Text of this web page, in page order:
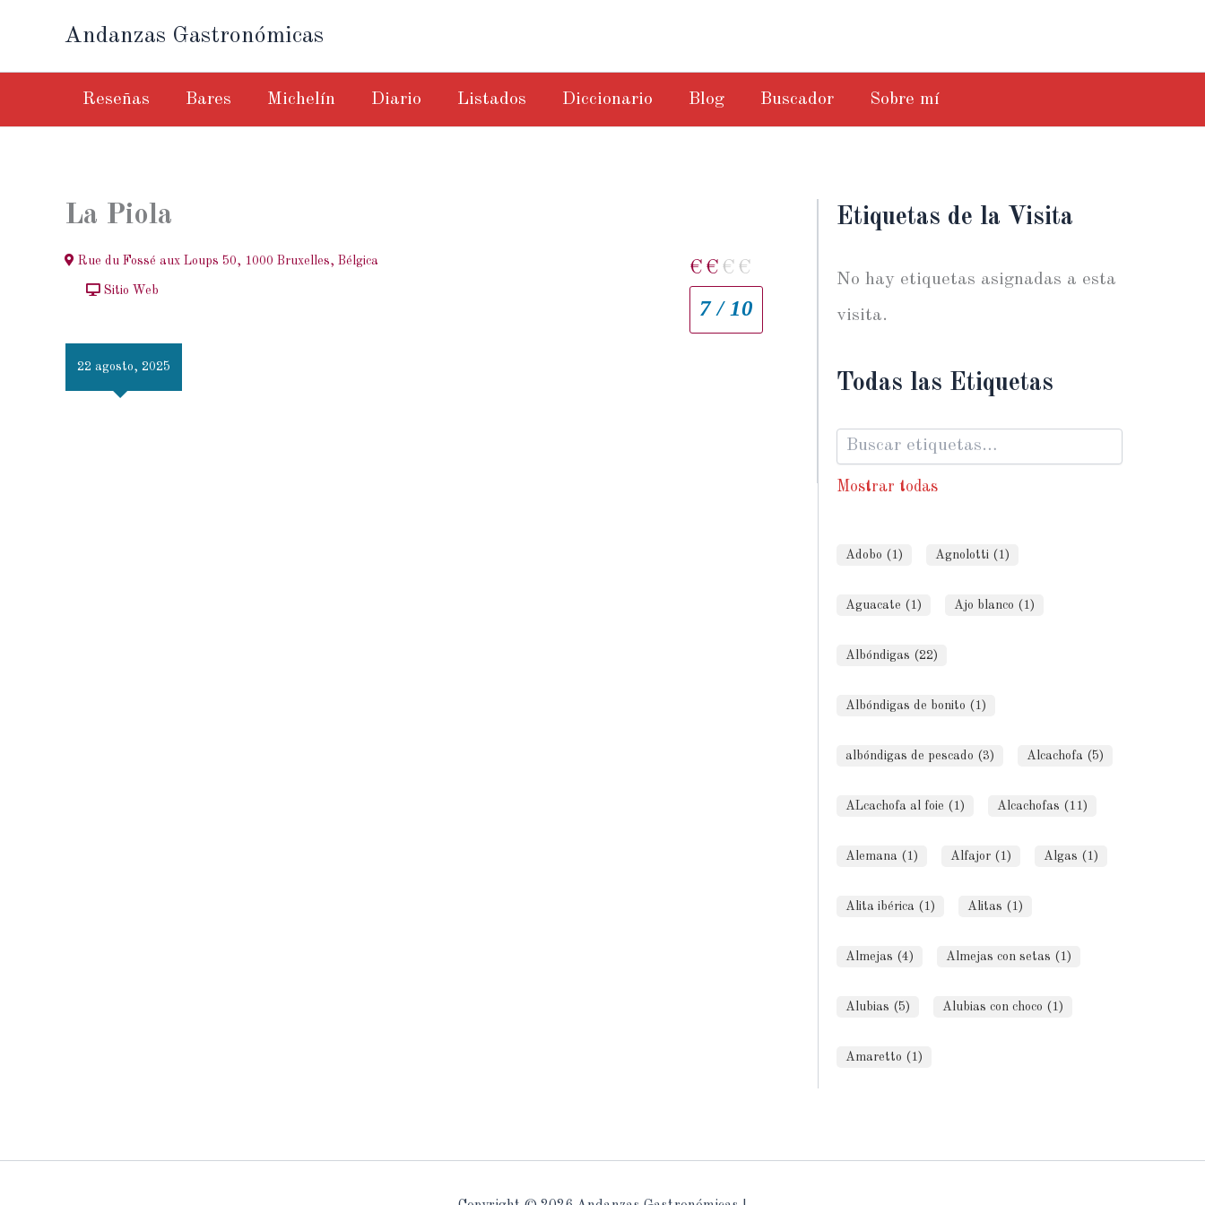
contenido
Andanzas Gastronómicas
Reseñas Bares Michelín Diario Listados Diccionario Blog Buscador Sobre mí
La Piola
Rue du Fossé aux Loups 50, 1000 Bruxelles, Bélgica
Sitio Web
€ € € €
7 / 10
22 agosto, 2025
Etiquetas de la Visita
No hay etiquetas asignadas a esta
visita.
Todas las Etiquetas
Mostrar todas
Adobo (1) Agnolotti (1)
Aguacate (1) Ajo blanco (1)
Albóndigas (22)
Albóndigas de bonito (1)
albóndigas de pescado (3) Alcachofa (5)
ALcachofa al foie (1) Alcachofas (11)
Alemana (1) Alfajor (1) Algas (1)
Alita ibérica (1) Alitas (1)
Almejas (4) Almejas con setas (1)
Alubias (5) Alubias con choco (1)
Amaretto (1)